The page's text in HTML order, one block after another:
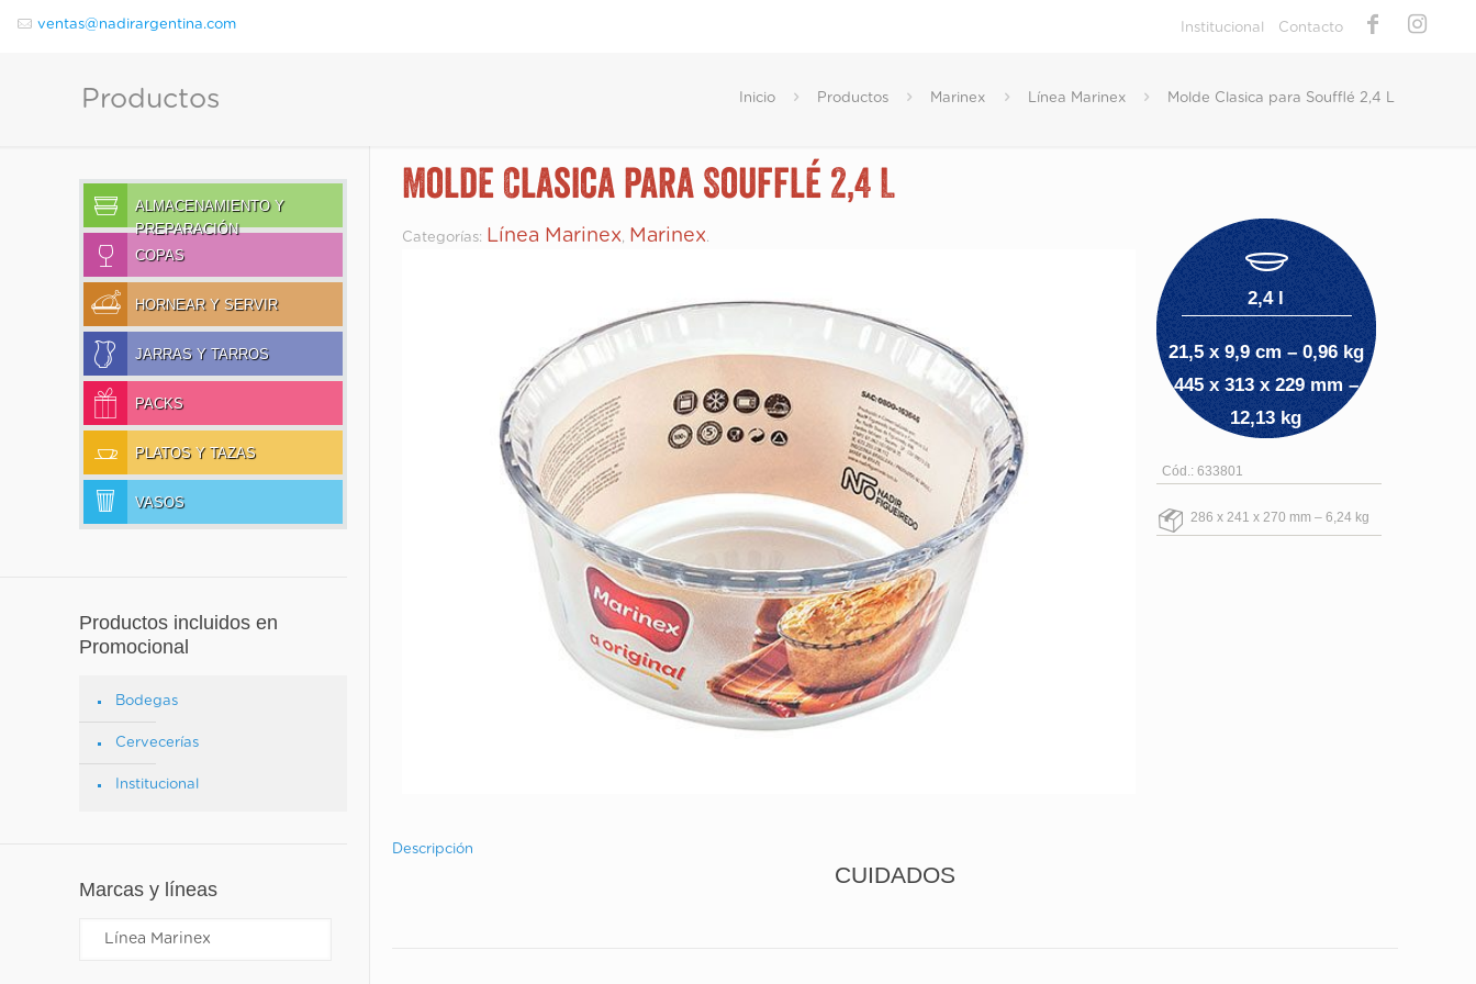
ventas@nadirargentina.com Institucional Contacto
Productos Inicio Productos Marinex Línea Marinex Molde Clasica para Soufflé 2,4 L
Molde Clasica para Soufflé 2,4 L
Categorías: Línea Marinex, Marinex.
2,4 l
21,5 x 9,9 cm – 0,96 kg
445 x 313 x 229 mm –
12,13 kg
Cód.: 633801
286 x 241 x 270 mm – 6,24 kg
Descripción
CUIDADOS
ALMACENAMIENTO Y
PREPARACIÓN
COPAS
HORNEAR Y SERVIR
JARRAS Y TARROS
PACKS
PLATOS Y TAZAS
VASOS
Productos incluidos en
Promocional
Bodegas
Cervecerías
Institucional
Marcas y líneas